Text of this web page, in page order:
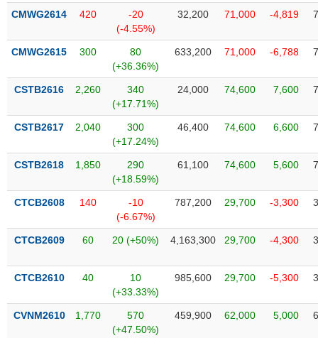
CMWG2614 420
-20
(-4.55%)
32,200 71,000 -4,819
CMWG2615 300
80
(+36.36%)
633,200 71,000 -6,788
CSTB2616 2,260
340
(+17.71%)
24,000 74,600 7,600
CSTB2617 2,040
300
(+17.24%)
46,400 74,600 6,600
CSTB2618 1,850
290
(+18.59%)
61,100 74,600 5,600
CTCB2608 140
-10
(-6.67%)
787,200 29,700 -3,300
CTCB2609 60 20 (+50%) 4,163,300 29,700 -4,300
CTCB2610 40
10
(+33.33%)
985,600 29,700 -5,300
CVNM2610 1,770
570
(+47.50%)
459,900 62,000 5,000
đạo
(-)
Tất cả Người nội bộ Người liên quan Cổ đông lớn
Tin
tức
của
giả
(-)
phân
tích